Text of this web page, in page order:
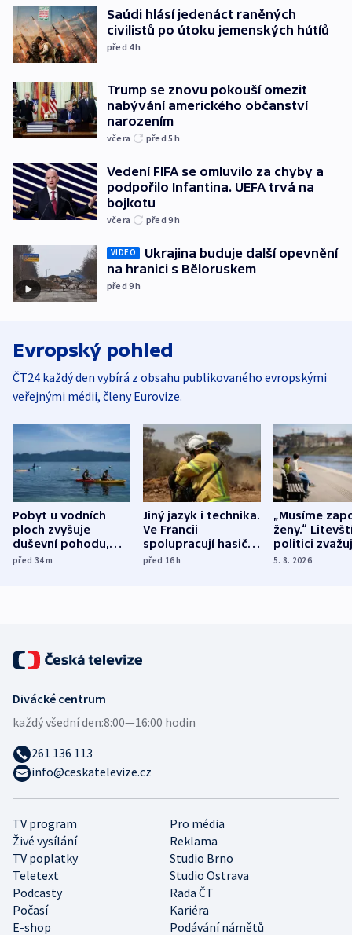
Saúdi hlásí jedenáct raněných
civilistů po útoku jemenských hútíů
před 4h
Trump se znovu pokouší omezit
nabývání amerického občanství
narozením
včera před 5h
Vedení FIFA se omluvilo za chyby a
podpořilo Infantina. UEFA trvá na
bojkotu
včera před 9h
VIDEO
Ukrajina buduje další opevnění
na hranici s Běloruskem
před 9h
Evropský pohled
ČT24 každý den vybírá z obsahu publikovaného evropskými
veřejnými médii, členy Eurovize.
Pobyt u vodních
ploch zvyšuje
duševní pohodu,
ukázala
před 34m
Jiný jazyk i technika.
Ve Francii
spolupracují hasiči z
různých zemí
před 16h
„Musíme
ženy.“
politici
dohodu o
5. 8. 2026
TV program
Pro média
Živé vysílání
Reklama
TV poplatky
Studio Brno
Teletext
Studio Ostrava
Podcasty
Rada ČT
Počasí
Kariéra
E-shop
Podávání námětů
Divácké centrum
každý všední den:8:00—16:00 hodin
261 136 113
info@ceskatelevize.cz